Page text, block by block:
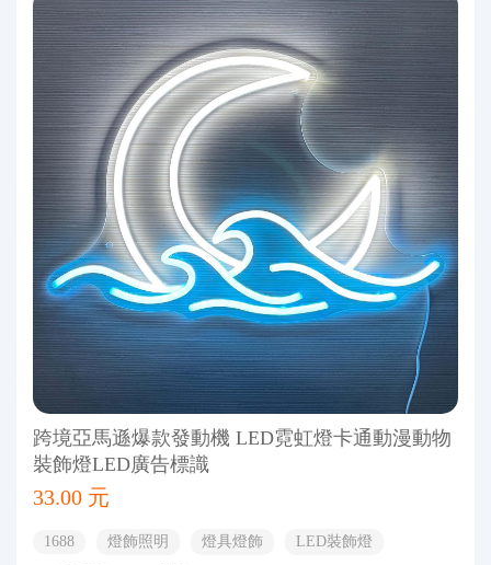
跨境亞馬遜爆款發動機 LED霓虹燈卡通動漫動物
裝飾燈LED廣告標識
33.00 元
1688 燈飾照明 燈具燈飾
LED裝飾燈